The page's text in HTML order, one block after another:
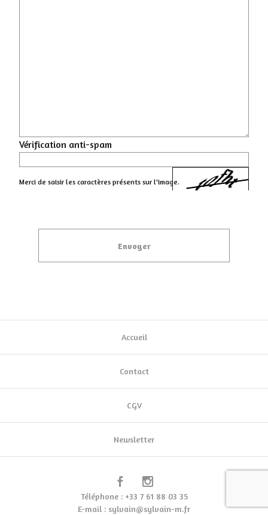
Vérification anti-spam
Merci de saisir les caractères présents sur l'image.
Envoyer
Accueil
Contact
CGV
Newsletter
Téléphone : +33 7 61 88 03 35
E-mail : sylvain@sylvain-m.fr